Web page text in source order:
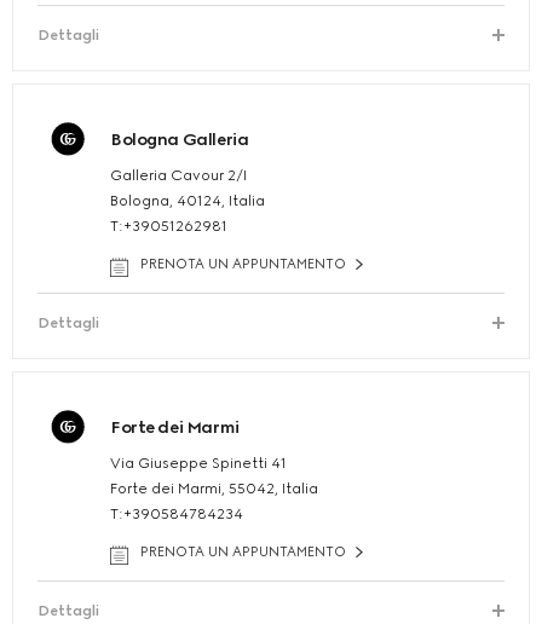
Dettagli
Bologna Galleria
Galleria Cavour 2/I
Bologna, 40124, Italia
T:+39051262981
PRENOTA UN APPUNTAMENTO
Dettagli
Forte dei Marmi
Via Giuseppe Spinetti 41
Forte dei Marmi, 55042, Italia
T:+390584784234
PRENOTA UN APPUNTAMENTO
Dettagli